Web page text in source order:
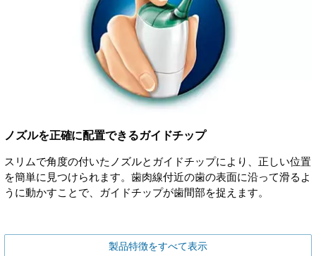
ノズルを正確に配置できるガイドチップ
スリムで角度の付いたノズルとガイドチップにより、正しい位置
を簡単に見つけられます。歯肉線付近の歯の表面に沿って滑るよ
うに動かすことで、ガイドチップが歯間部を捉えます。
製品特徴をすべて表示